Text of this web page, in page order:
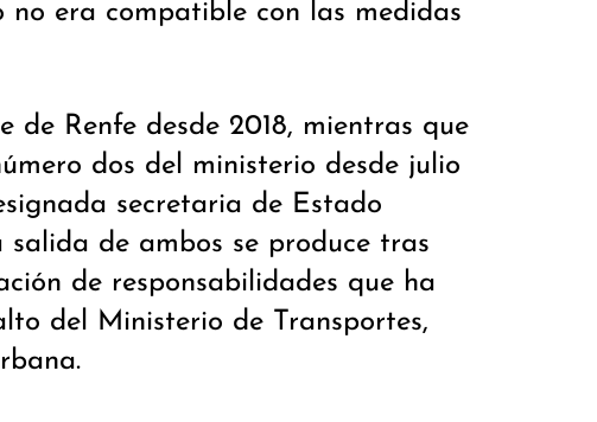
no era compatible con las medidas
de Renfe desde 2018, mientras que
dos del ministerio desde julio
secretaria de Estado
de ambos se produce tras
de responsabilidades que ha
del Ministerio de Transportes,